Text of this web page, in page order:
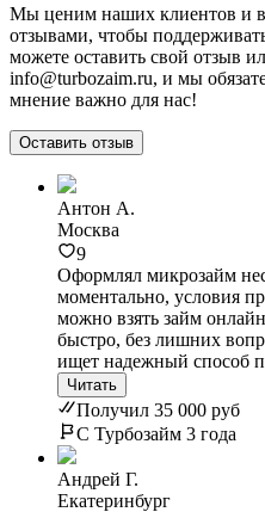
Мы ценим наших клиентов и
отзывами, чтобы
можете оставить свой отзыв
info@turbozaim.ru, и мы
мнение важно для нас!
Оставить отзыв
Антон А.
Москва
9
Оформлял микрозайм
моментально, условия
можно взять займ
быстро, без лишних
ищет надежный способ
Читать
Получил 35 000 руб
С Турбозайм 3 года
Андрей Г.
Екатеринбург